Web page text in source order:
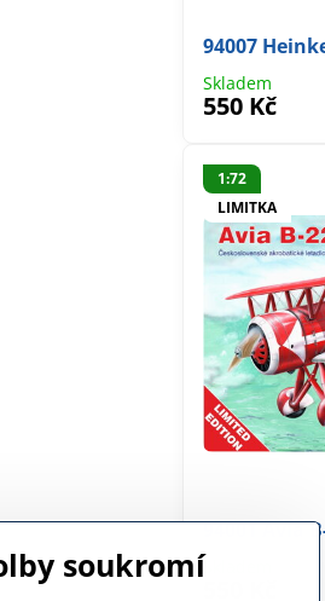
94007
Skladem
550 Kč
1:72
LIMITKA
94001 Avia
soukromí